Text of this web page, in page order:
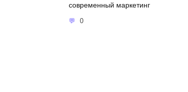
современный маркетинг
0